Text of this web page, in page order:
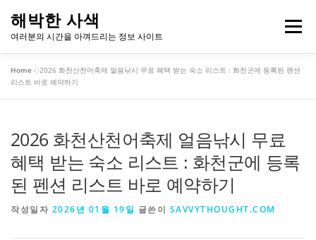
로
해박한 사색
여러분의 시간을 아껴드리는 정보 사이트
메뉴
개인정보처리방침
Home »2026 화천산천어축제 얼음낚시 무료 혜택 받는 숙소 리스트 : 화천군에 등록된 펜션
리스트 바로 예약하기
2026 화천산천어축제 얼음낚시 무료
혜택 받는 숙소 리스트 : 화천군에 등록
된 펜션 리스트 바로 예약하기
작성일자 2026년 01월 19일 글쓴이 SAVVYTHOUGHT.COM